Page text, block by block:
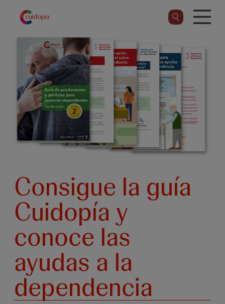
contenido
principal
Consigue la guía
Cuidopía y
conoce las
ayudas a la
dependencia